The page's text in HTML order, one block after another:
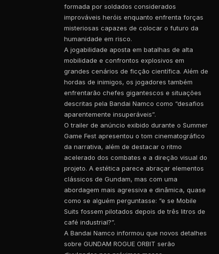
formada por soldados considerados
improváveis heróis enquanto enfrenta forças
misteriosas capazes de colocar o futuro da
humanidade em risco.
A jogabilidade aposta em batalhas de alta
mobilidade e confrontos explosivos em
grandes cenários de ficção científica. Além de
hordas de inimigos, os jogadores também
enfrentarão chefes gigantescos e situações
descritas pela Bandai Namco como “desafios
aparentemente insuperáveis”.
O trailer de anúncio exibido durante o Summer
Game Fest apresentou o tom cinematográfico
da narrativa, além de destacar o ritmo
acelerado dos combates e a direção visual do
projeto. A estética parece abraçar elementos
clássicos de Gundam, mas com uma
abordagem mais agressiva e dinâmica, quase
como se alguém perguntasse: “e se Mobile
Suits fossem pilotados depois de três litros de
café industrial?”.
A Bandai Namco informou que novos detalhes
sobre GUNDAM ROGUE ORBIT serão